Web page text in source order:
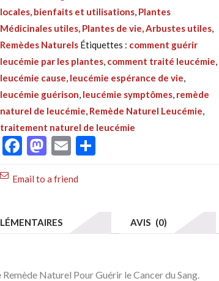
Leucémie
Cancer
du
Sang
Remède
Naturel,
Solution
par
les
locales, bienfaits et utilisations, Plantes
Médicinales utiles, Plantes de vie, Arbustes utiles,
Remèdes Naturels Étiquettes : comment guérir
leucémie par les plantes, comment traité leucémie,
leucémie cause, leucémie espérance de vie,
leucémie guérison, leucémie symptômes, remède
naturel de leucémie, Remède Naturel Leucémie,
traitement naturel de leucémie
Facebook
Mastodon
Email
Email to a friend
AVIS (0)
Naturel Pour Guérir le Cancer du Sang.